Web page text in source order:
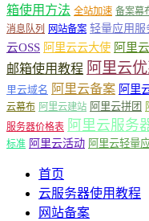
箱使用方法 全站加速 备案幕
消息队列
网站备案 轻量应用服
云OSS 阿里云云大使 阿里
邮箱使用教程 阿里云
里云域名 阿里云备案 阿里
云幕布 阿里云建站 阿里云拼团
服务器价格表 阿里云服务
标准 阿里云活动 阿里云轻量
首页
云服务器使用教程
网站备案